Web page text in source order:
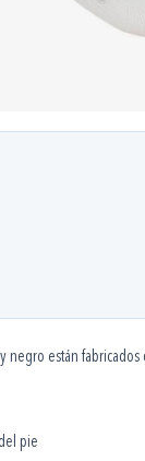
y negro están
pie